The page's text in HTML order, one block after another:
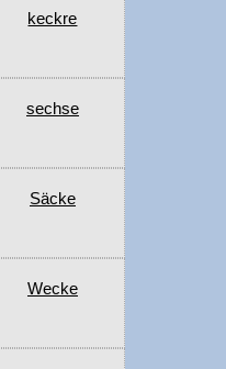
keckre
sechse
Säcke
Wecke